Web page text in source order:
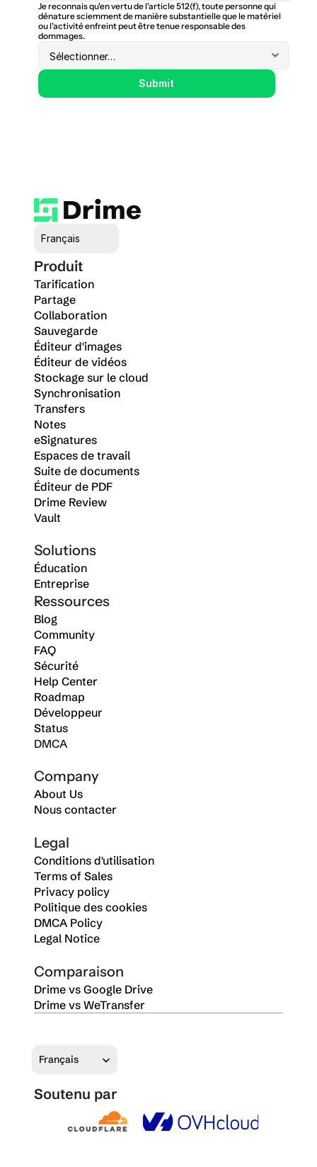
Je reconnais qu'en vertu de l'article 512(f), toute personne qui
dénature sciemment de manière substantielle que le matériel
ou l'activité enfreint peut être tenue responsable des
dommages.
Submit
Français
Produit
Tarification
Partage
Collaboration
Sauvegarde
Éditeur d'images
Éditeur de vidéos
Stockage sur le cloud
Synchronisation
Transfers
Notes
eSignatures
Espaces de travail
Suite de documents
Éditeur de PDF
Drime Review
Vault
Solutions
Éducation
Entreprise
Ressources
Blog
Community
FAQ
Sécurité
Help Center
Roadmap
Développeur
Status
DMCA
Company
About Us
Nous contacter
Legal
Conditions d'utilisation
Terms of Sales
Privacy policy
Politique des cookies
DMCA Policy
Legal Notice
Comparaison
Drime vs Google Drive
Drime vs WeTransfer
Français
Soutenu par